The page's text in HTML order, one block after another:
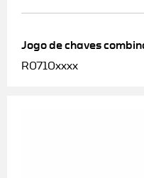
Jogo de chaves
R0710xxxx